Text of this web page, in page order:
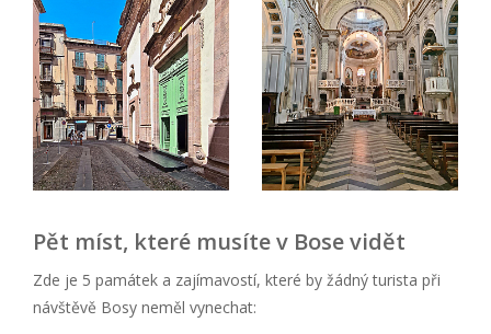
Pět míst, které musíte v Bose vidět
Zde je 5 památek a zajímavostí, které by žádný turista při
návštěvě Bosy neměl vynechat: